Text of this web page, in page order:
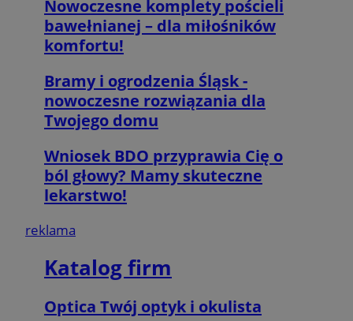
Nowoczesne komplety pościeli
bawełnianej – dla miłośników
komfortu!
Bramy i ogrodzenia Śląsk -
nowoczesne rozwiązania dla
Twojego domu
Wniosek BDO przyprawia Cię o
ból głowy? Mamy skuteczne
lekarstwo!
reklama
Katalog firm
Optica Twój optyk i okulista